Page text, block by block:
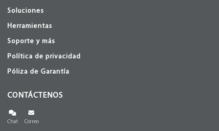
Soluciones
Herramientas
Soporte y más
Política de privacidad
Póliza de Garantía
CONTÁCTENOS
Chat Correo